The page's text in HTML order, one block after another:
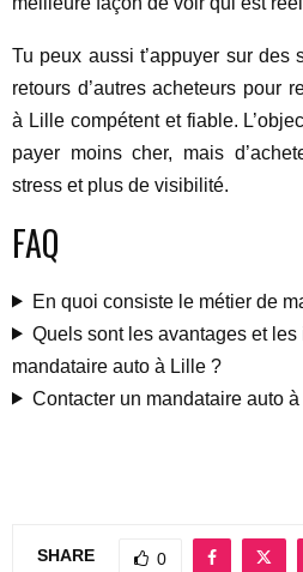
Tu peux aussi t’appuyer sur des
retours d’autres acheteurs pour
à Lille compétent et fiable.
payer moins cher, mais
stress et plus de visibilité.
FAQ
En quoi consiste le métier de
Quels sont les avantages et les
mandataire auto à Lille ?
Contacter un mandataire auto
SHARE 0